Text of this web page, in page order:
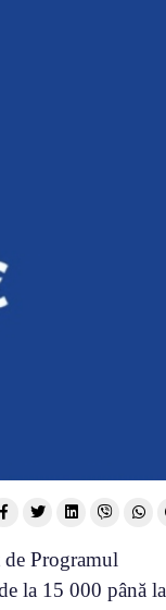
Programul
la 15 000 până la